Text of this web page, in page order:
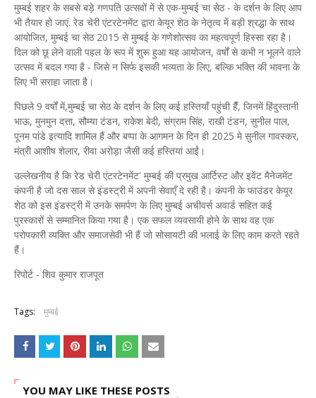
मुम्बई शहर के सबसे बड़े गणपति उत्सवों में से एक-मुम्बई चा सेठ - के दर्शन के लिए आप
भी तैयार हो जाएं. रेड चेरी एंटरटेनमेंट द्वारा केयूर शेठ के नेतृत्व में बड़ी श्रद्धा के साथ
आयोजित, मुम्बई चा सेठ 2015 से मुम्बई के गणेशोत्सव का महत्वपूर्ण हिस्सा रहा है।
दिल को छू लेने वाली पहल के रूप में शुरू हुआ यह आयोजन, वर्षों से कभी न भूलने वाले
उत्सव में बदल गया है - जिसे न सिर्फ इसकी भव्यता के लिए, बल्कि भक्ति की भावना के
लिए भी सराहा जाता है।
पिछले 9 वर्षों में,मुम्बई चा सेठ के दर्शन के लिए कई हस्तियाँ पहुंची हैँ, जिनमें हिंदुस्तानी
भाऊ, मुनमुन दत्ता, सौम्या टंडन, राकेश बेदी, संग्राम सिंह, राखी टंडन, सुनील पाल,
पूनम पांडे इत्यादि शामिल हैं और बप्पा के आगमन के दिन ही 2025 मे सुनील गावस्कर,
मंत्री आशीष शेलार, रीवा अरोड़ा जैसी कई हस्तियां आईं।
उल्लेखनीय है कि रेड चेरी एंटरटेनमेंट' मुम्बई की प्रमुख आर्टिस्ट और इवेंट मैनेजमेंट
कंपनी है जो दस साल से इंडस्ट्री में अपनी सेवाएँ दे रही है। कंपनी के फाउंडर केयूर
शेठ को इस इंडस्ट्री में उनके समर्पण के लिए मुम्बई अचीवर्स अवार्ड सहित कई
पुरस्कारों से सम्मानित किया गया है। एक सफल व्यवसायी होने के साथ वह एक
परोपकारी व्यक्ति और समाजसेवी भी हैं जो सोसायटी की भलाई के लिए काम करते रहते
हैं।
रिपोर्ट - शिव कुमार राजपूत
Tags: मुम्बई
YOU MAY LIKE THESE POSTS